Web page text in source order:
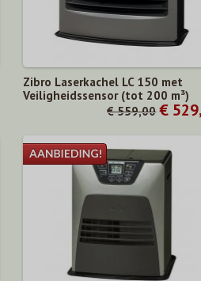
Zibro Laserkachel LC 150 met
Veiligheidssensor (tot 200 m³)
€ 559,00 €